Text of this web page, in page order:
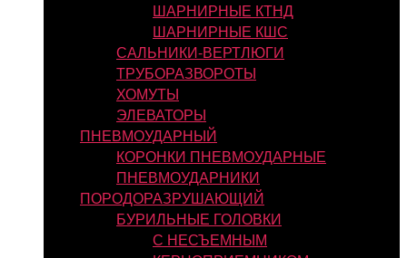
ШАРНИРНЫЕ КТНД
ШАРНИРНЫЕ КШС
САЛЬНИКИ-ВЕРТЛЮГИ
ТРУБОРАЗВОРОТЫ
ХОМУТЫ
ЭЛЕВАТОРЫ
ПНЕВМОУДАРНЫЙ
КОРОНКИ ПНЕВМОУДАРНЫЕ
ПНЕВМОУДАРНИКИ
ПОРОДОРАЗРУШАЮЩИЙ
БУРИЛЬНЫЕ ГОЛОВКИ
С НЕСЪЕМНЫМ